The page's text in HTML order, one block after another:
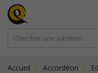
Accueil Accordéon